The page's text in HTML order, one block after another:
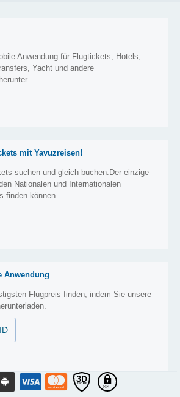
Anwendung für Flugtickets, Hotels,
Yacht und andere
mit Yavuzreisen!
suchen und gleich buchen.Der einzige
Nationalen und Internationalen
finden können.
Anwendung
Flugpreis finden, indem Sie unsere